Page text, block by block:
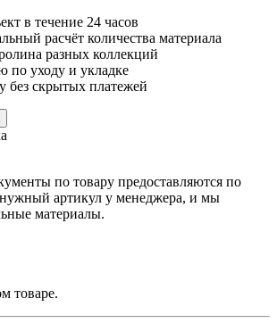
в течение 24 часов
расчёт количества материала
разных коллекций
по уходу и укладке
без скрытых платежей
по товару предоставляются по
нужный артикул у менеджера, и мы
материалы.
товаре.